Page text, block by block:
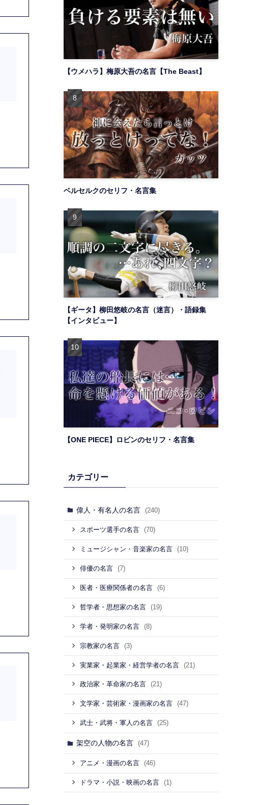
【ウメハラ】梅原大吾の名言【The Beast】
ベルセルクのセリフ・名言集
【ギータ】柳田悠岐の名言（迷言）・語録集
【インタビュー】
【ONE PIECE】ロビンのセリフ・名言集
カテゴリー
偉人・有名人の名言 (240)
スポーツ選手の名言 (70)
ミュージシャン・音楽家の名言 (10)
俳優の名言 (7)
医者・医療関係者の名言 (6)
哲学者・思想家の名言 (19)
学者・発明家の名言 (8)
宗教家の名言 (3)
実業家・起業家・経営学者の名言 (21)
政治家・革命家の名言 (21)
文学家・芸術家・漫画家の名言 (47)
武士・武将・軍人の名言 (25)
架空の人物の名言 (47)
アニメ・漫画の名言 (46)
ドラマ・小説・映画の名言 (1)